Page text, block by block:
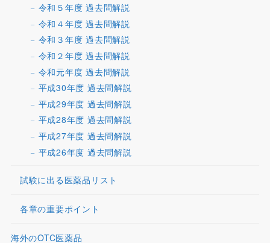
令和５年度 過去問解説
令和４年度 過去問解説
令和３年度 過去問解説
令和２年度 過去問解説
令和元年度 過去問解説
平成30年度 過去問解説
平成29年度 過去問解説
平成28年度 過去問解説
平成27年度 過去問解説
平成26年度 過去問解説
試験に出る医薬品リスト
各章の重要ポイント
海外のOTC医薬品